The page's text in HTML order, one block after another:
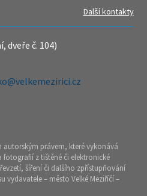
Další kontakty
dveře č. 104)
autorským právem, které vykonává
z tištěné či elektronické
šíření či dalšího zpřístupňování
vydavatele – město Velké Meziříčí –